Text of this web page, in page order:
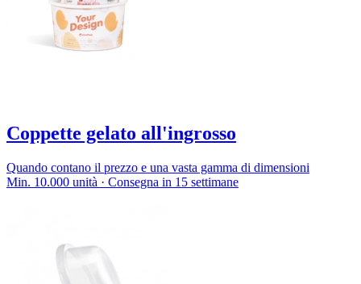
Coppette gelato all'ingrosso
Quando contano il prezzo e una vasta gamma di dimensioni
Min. 10.000 unità · Consegna in 15 settimane